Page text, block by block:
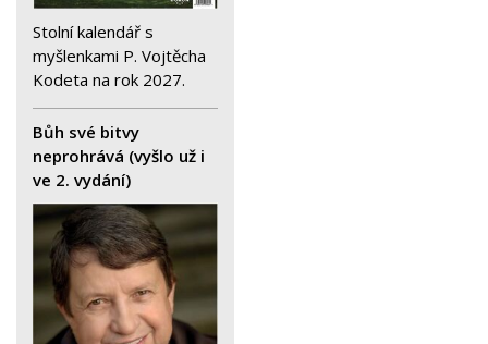
Stolní kalendář s
myšlenkami P. Vojtěcha
Kodeta na rok 2027.
Bůh své bitvy
neprohrává (vyšlo už i
ve 2. vydání)